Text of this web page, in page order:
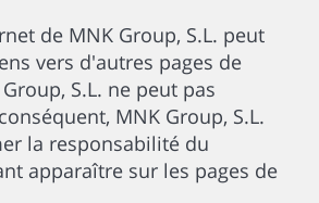
de MNK Group, S.L. peut
vers d'autres pages de
S.L. ne peut pas
MNK Group, S.L.
la responsabilité du
apparaître sur les pages de